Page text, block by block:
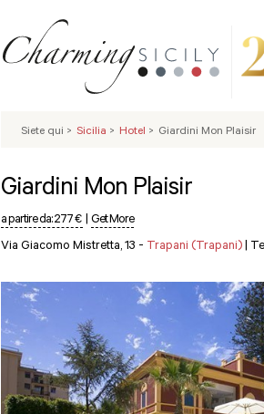
Siete qui > Sicilia > Hotel > Giardini Mon Plaisir
Giardini Mon Plaisir
a partire da:277 € | Get More
Via Giacomo Mistretta, 13 - Trapani (Trapani) |